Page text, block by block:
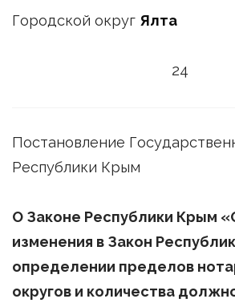
Городской округ Ялта
24
Постановление
Республики Крым
О Законе Республики Крым
изменения в Закон
определении пределов
округов и количества